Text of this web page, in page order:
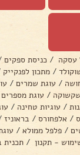
עסקה / כניסת ספקים
/ מתכון לפנקייק
/ עוגת שמרים /
שקשוקה / עוגת מספרים
/ עוגיות טחינה /
/ אלפחורס / בראוניז
/ פלפל ממולא /
- תקנון / תכנית